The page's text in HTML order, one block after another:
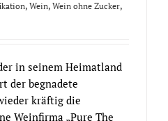
, Wein, Wein ohne Zucker,
in seinem Heimatland
der begnadete
kräftig die
Weinfirma „Pure The